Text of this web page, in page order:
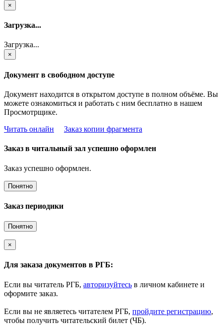
×
Загрузка...
Загрузка...
×
Документ в свободном доступе
Документ находится в открытом доступе в полном объёме. Вы
можете ознакомиться и работать с ним бесплатно в нашем
Просмотрщике.
Читать онлайн
Заказ копии фрагмента
Заказ в читальный зал успешно оформлен
Заказ успешно оформлен.
Понятно
Заказ периодики
Понятно
×
Для заказа документов в РГБ:
Если вы читатель РГБ, авторизуйтесь в личном кабинете и
оформите заказ.
Если вы не являетесь читателем РГБ, пройдите регистрацию,
чтобы получить читательский билет (ЧБ).